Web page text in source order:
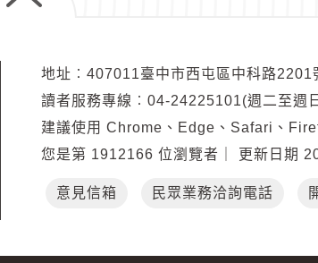
地址︰407011臺中市西屯區中科路2201
讀者服務專線︰04-24225101(週二至週
建議使用 Chrome、Edge、Safari、
您是第 1912166 位瀏覽者 更新日期
意見信箱 民眾業務洽詢電話